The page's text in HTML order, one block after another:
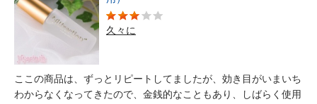
久々に
ここの商品は、ずっとリピートしてましたが、効き目がいまいち
わからなくなってきたので、金銭的なこともあり、しばらく使用